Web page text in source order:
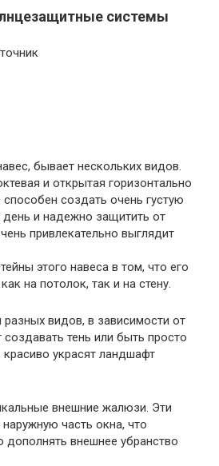
системы
бывает нескольких видов.
и открытая горизонтально
способен создать очень густую
день и надежно защитить от
привлекательно выглядит
этого навеса в том, что его
на потолок, так и на стену.
видов, в зависимости от
создавать тень или быть просто
украсят ландшафт
внешние жалюзи. Эти
часть окна, что
дополнять внешнее убранство